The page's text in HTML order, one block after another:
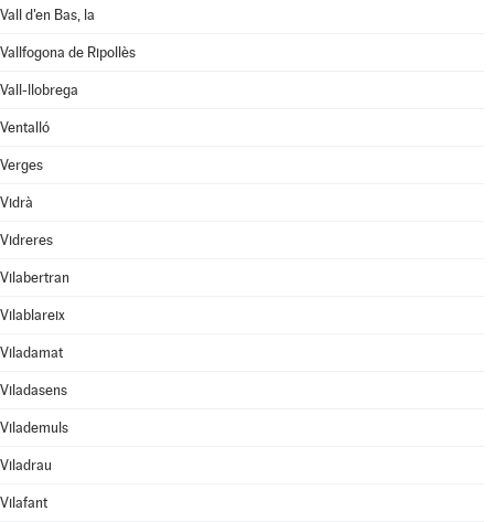
Vall d'en Bas, la
Vallfogona de Ripollès
Vall-llobrega
Ventalló
Verges
Vidrà
Vidreres
Vilabertran
Vilablareix
Viladamat
Viladasens
Vilademuls
Viladrau
Vilafant